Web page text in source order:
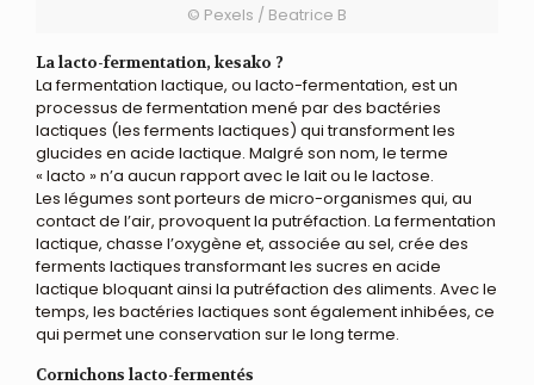
© Pexels / Beatrice B
La lacto-fermentation, kesako ?
La fermentation lactique, ou lacto-fermentation, est un
processus de fermentation mené par des bactéries
lactiques (les ferments lactiques) qui transforment les
glucides en acide lactique. Malgré son nom, le terme
« lacto » n’a aucun rapport avec le lait ou le lactose.
Les légumes sont porteurs de micro-organismes qui, au
contact de l’air, provoquent la putréfaction. La fermentation
lactique, chasse l’oxygène et, associée au sel, crée des
ferments lactiques transformant les sucres en acide
lactique bloquant ainsi la putréfaction des aliments. Avec le
temps, les bactéries lactiques sont également inhibées, ce
qui permet une conservation sur le long terme.
Cornichons lacto-fermentés